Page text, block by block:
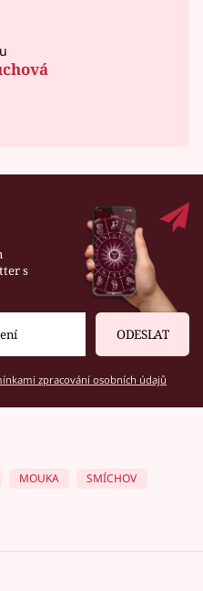
s
ODESLAT
zpracování osobních údajů
MOUKA
SMÍCHOV